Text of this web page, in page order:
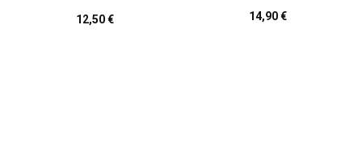
12,50 € 14,90 €